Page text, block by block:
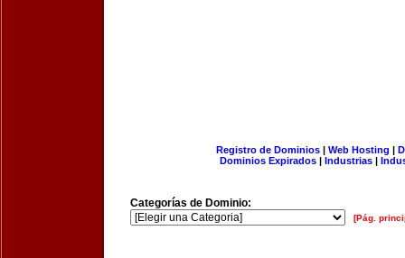
Registro de Dominios| Web Hosting |
Dominios Expirados | Industrias |
Categorías de Dominio:
[Pág.